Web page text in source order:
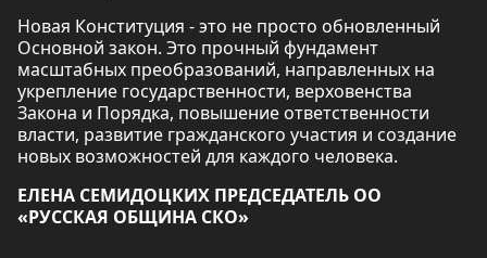
Новая Конституция - это не просто обновленный
Основной закон. Это прочный фундамент
масштабных преобразований, направленных на
укрепление государственности, верховенства
Закона и Порядка, повышение ответственности
власти, развитие гражданского участия и создание
новых возможностей для каждого человека.
ЕЛЕНА СЕМИДОЦКИХ ПРЕДСЕДАТЕЛЬ ОО
«РУССКАЯ ОБЩИНА СКО»